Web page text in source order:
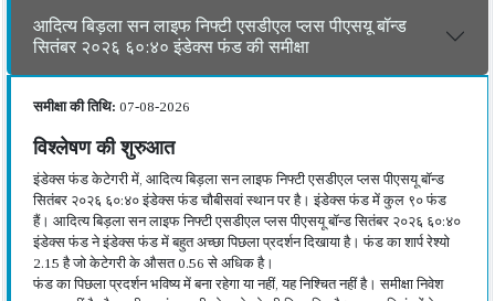
आदित्य बिड़ला सन लाइफ निफ्टी एसडीएल प्लस पीएसयू बॉन्ड
सितंबर २०२६ ६०:४० इंडेक्स फंड की समीक्षा
समीक्षा की तिथि: 07-08-2026
विश्लेषण की शुरुआत
इंडेक्स फंड केटेगरी में, आदित्य बिड़ला सन लाइफ निफ्टी एसडीएल प्लस पीएसयू बॉन्ड
सितंबर २०२६ ६०:४० इंडेक्स फंड चौबीसवां स्थान पर है। इंडेक्स फंड में कुल ९० फंड
हैं। आदित्य बिड़ला सन लाइफ निफ्टी एसडीएल प्लस पीएसयू बॉन्ड सितंबर २०२६ ६०:४०
इंडेक्स फंड ने इंडेक्स फंड में बहुत अच्छा पिछला प्रदर्शन दिखाया है। फंड का शार्प रेश्यो
2.15 है जो केटेगरी के औसत 0.56 से अधिक है।
फंड का पिछला प्रदर्शन भविष्य में बना रहेगा या नहीं, यह निश्चित नहीं है। समीक्षा निवेश